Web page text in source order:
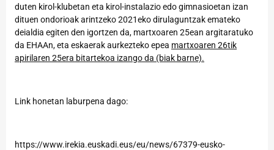
duten kirol-klubetan eta kirol-instalazio edo gimnasioetan izan
dituen ondorioak arintzeko 2021eko dirulaguntzak emateko
deialdia egiten den igortzen da, martxoaren 25ean argitaratuko
da EHAAn, eta eskaerak aurkezteko epea martxoaren 26tik
apirilaren 25era bitartekoa izango da (biak barne).
Link honetan laburpena dago:
https://www.irekia.euskadi.eus/eu/news/67379-eusko-